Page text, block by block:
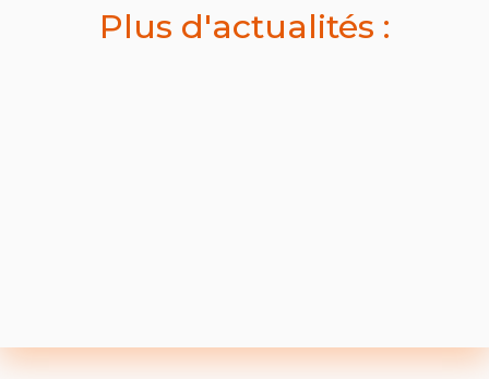
Plus d'actualités :